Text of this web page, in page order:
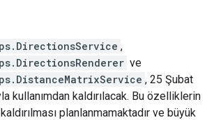
,
ve
, 25 Şubat
kullanımdan kaldırılacak. Bu özelliklerin
planlanmamaktadır ve büyük